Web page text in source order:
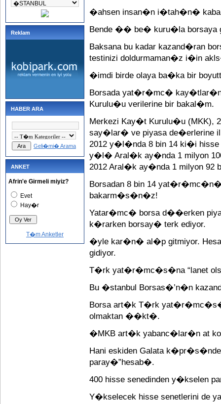
Reklam
HABER ARA
Geli�mi� Arama
ANKET
Afrin'e Girmeli miyiz?
Evet
Hay�r
T�m Anketler
�ahsen insan�n i�tah�n�
Bende �� be� kuru�la borsaya
Baksana bu kadar kazand�ran
testinizi doldurmaman�z i�in
�imdi birde olaya ba�ka bir
Borsada yat�r�mc�
Kurulu�u verilerine bir bakal�m.
Merkezi Kay�t Kurulu�u
say�lar� ve piyasa de�erlerine
2012 y�l�nda 8 bin 14 ki�i hisse
y�l� Aral�k ay�nda 1 milyon
2012 Aral�k ay�nda 1 milyon 92
Borsadan 8 bin 14
bakarm�s�n�z!
Yatar�mc� borsa d��erken
k�rarken borsay� terk ediyor.
�yle kar�n� al�p gitmiyor.
gidiyor.
T�rk yat�r�mc�s�na “lanet
Bu �stanbul Borsas�’n�n
Borsa art�k T�rk
olmaktan ��kt�.
�MKB art�k yabanc�lar�n at
Hani eskiden Galata
paray�”hesab�.
400 hisse senedinden y�kselen
Y�kselecek hisse senetlerini de